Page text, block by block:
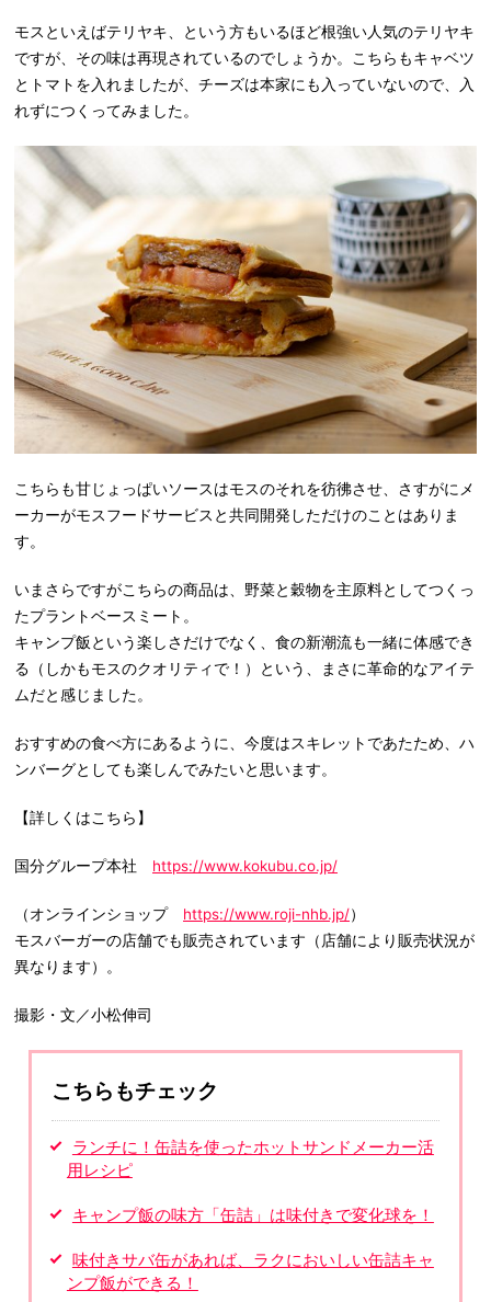
モスといえばテリヤキ、という方もいるほど根強い人気のテリヤキ
ですが、その味は再現されているのでしょうか。こちらもキャベツ
とトマトを入れましたが、チーズは本家にも入っていないので、入
れずにつくってみました。
こちらも甘じょっぱいソースはモスのそれを彷彿させ、さすがにメ
ーカーがモスフードサービスと共同開発しただけのことはありま
す。
いまさらですがこちらの商品は、野菜と穀物を主原料としてつくっ
たプラントベースミート。
キャンプ飯という楽しさだけでなく、食の新潮流も一緒に体感でき
る（しかもモスのクオリティで！）という、まさに革命的なアイテ
ムだと感じました。
おすすめの食べ方にあるように、今度はスキレットであたため、ハ
ンバーグとしても楽しんでみたいと思います。
【詳しくはこちら】
国分グループ本社 https://www.kokubu.co.jp/
（オンラインショップ https://www.roji-nhb.jp/）
モスバーガーの店舗でも販売されています（店舗により販売状況が
異なります）。
撮影・文／小松伸司
こちらもチェック
ランチに！缶詰を使ったホットサンドメーカー活
用レシピ
キャンプ飯の味方「缶詰」は味付きで変化球を！
味付きサバ缶があれば、ラクにおいしい缶詰キャ
ンプ飯ができる！